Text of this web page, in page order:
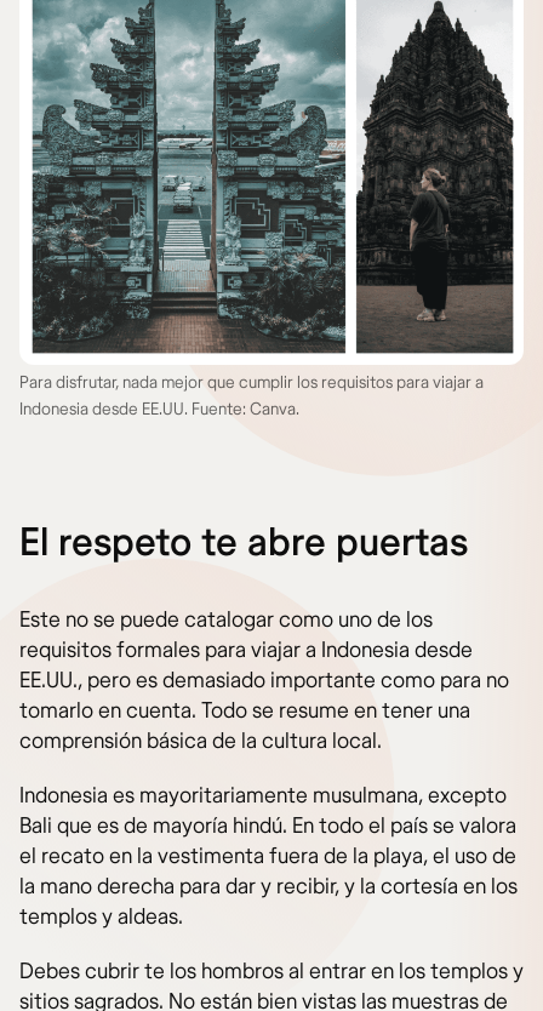
Para disfrutar, nada mejor que cumplir los requisitos para viajar a
Indonesia desde EE.UU. Fuente: Canva.
El respeto te abre puertas
Este no se puede catalogar como uno de los
requisitos formales para viajar a Indonesia desde
EE.UU., pero es demasiado importante como para no
tomarlo en cuenta. Todo se resume en tener una
comprensión básica de la cultura local.
Indonesia es mayoritariamente musulmana, excepto
Bali que es de mayoría hindú. En todo el país se valora
el recato en la vestimenta fuera de la playa, el uso de
la mano derecha para dar y recibir, y la cortesía en los
templos y aldeas.
Debes cubrir te los hombros al entrar en los templos y
sitios sagrados. No están bien vistas las muestras de